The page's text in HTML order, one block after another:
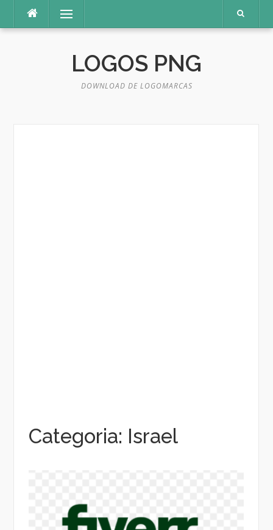
o
Menu
LOGOS PNG
DOWNLOAD DE LOGOMARCAS
Categoria: Israel